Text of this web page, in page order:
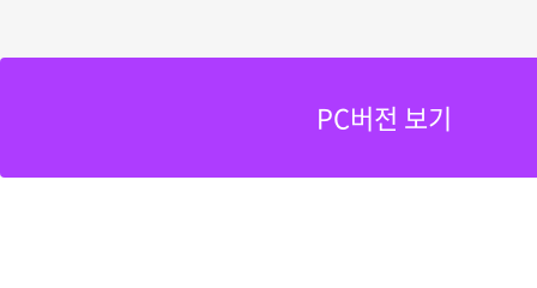
PC버전 보기